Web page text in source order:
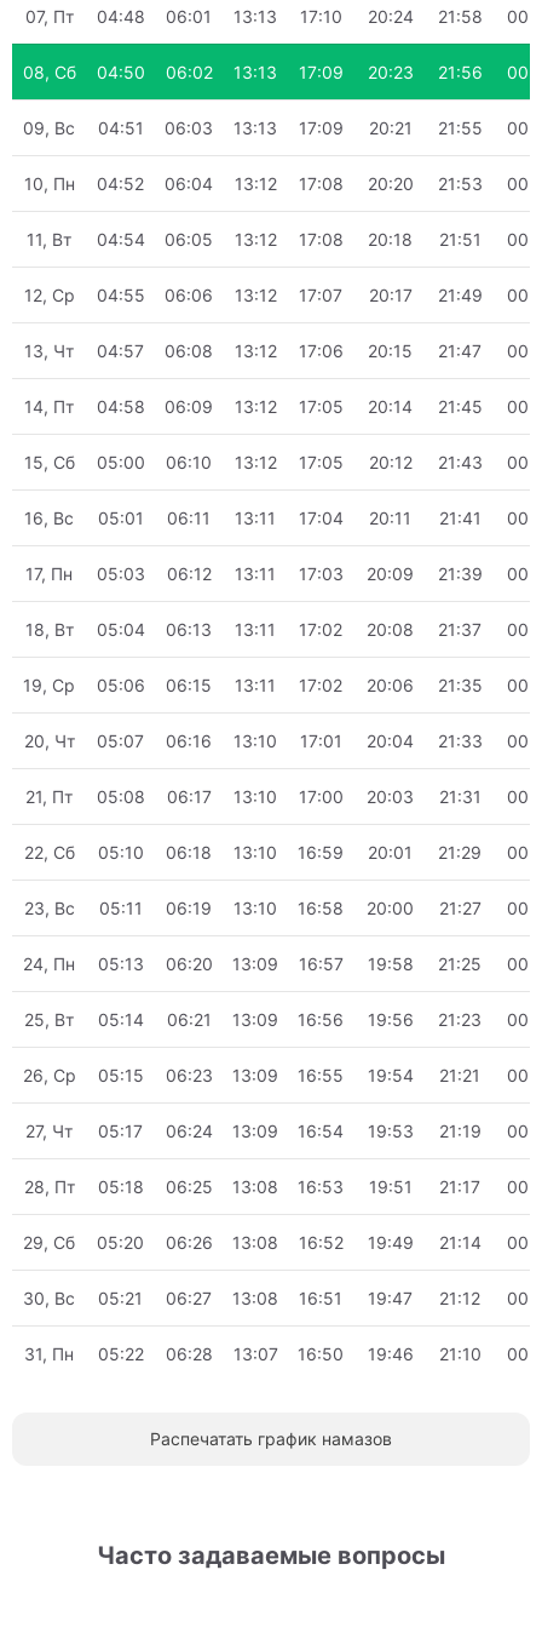
07, Пт 04:48 06:01 13:13 17:10 20:24 21:58
08, Сб 04:50 06:02 13:13 17:09 20:23 21:56
09, Вс 04:51 06:03 13:13 17:09 20:21 21:55
10, Пн 04:52 06:04 13:12 17:08 20:20 21:53
11, Вт 04:54 06:05 13:12 17:08 20:18 21:51
12, Ср 04:55 06:06 13:12 17:07 20:17 21:49
13, Чт 04:57 06:08 13:12 17:06 20:15 21:47
14, Пт 04:58 06:09 13:12 17:05 20:14 21:45
15, Сб 05:00 06:10 13:12 17:05 20:12 21:43
16, Вс 05:01 06:11 13:11 17:04 20:11 21:41
17, Пн 05:03 06:12 13:11 17:03 20:09 21:39
18, Вт 05:04 06:13 13:11 17:02 20:08 21:37
19, Ср 05:06 06:15 13:11 17:02 20:06 21:35
20, Чт 05:07 06:16 13:10 17:01 20:04 21:33
21, Пт 05:08 06:17 13:10 17:00 20:03 21:31
22, Сб 05:10 06:18 13:10 16:59 20:01 21:29
23, Вс 05:11 06:19 13:10 16:58 20:00 21:27
24, Пн 05:13 06:20 13:09 16:57 19:58 21:25
25, Вт 05:14 06:21 13:09 16:56 19:56 21:23
26, Ср 05:15 06:23 13:09 16:55 19:54 21:21
27, Чт 05:17 06:24 13:09 16:54 19:53 21:19
28, Пт 05:18 06:25 13:08 16:53 19:51 21:17
29, Сб 05:20 06:26 13:08 16:52 19:49 21:14
30, Вс 05:21 06:27 13:08 16:51 19:47 21:12
31, Пн 05:22 06:28 13:07 16:50 19:46 21:10
Распечатать график намазов
Часто задаваемые вопросы